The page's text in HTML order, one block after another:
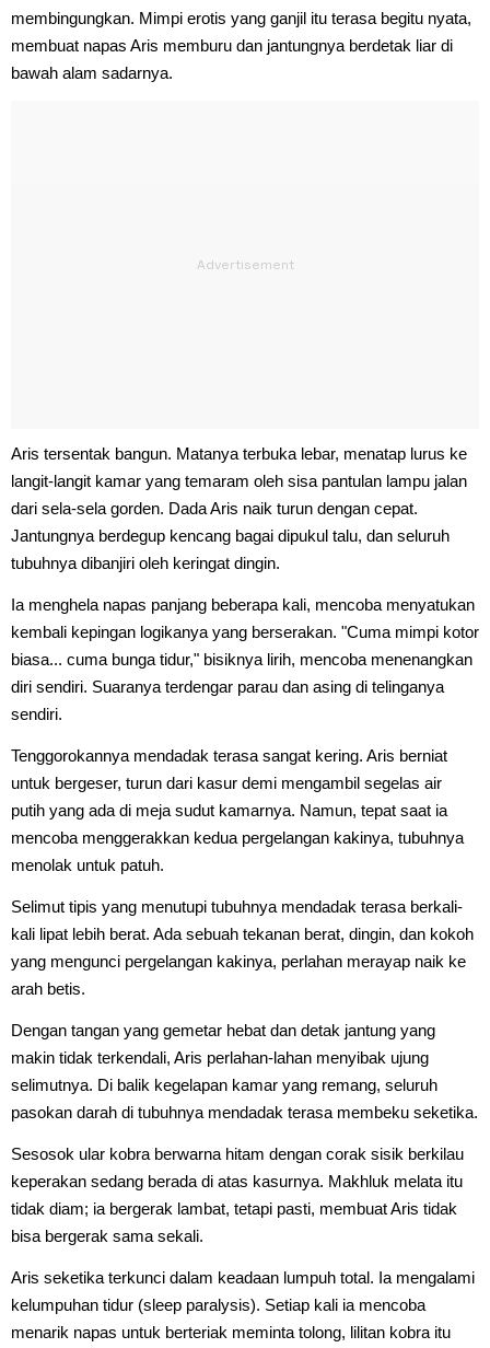
membingungkan. Mimpi erotis yang ganjil itu terasa begitu nyata,
membuat napas Aris memburu dan jantungnya berdetak liar di
bawah alam sadarnya.
Aris tersentak bangun. Matanya terbuka lebar, menatap lurus ke
langit-langit kamar yang temaram oleh sisa pantulan lampu jalan
dari sela-sela gorden. Dada Aris naik turun dengan cepat.
Jantungnya berdegup kencang bagai dipukul talu, dan seluruh
tubuhnya dibanjiri oleh keringat dingin.
Ia menghela napas panjang beberapa kali, mencoba menyatukan
kembali kepingan logikanya yang berserakan. "Cuma mimpi kotor
biasa... cuma bunga tidur," bisiknya lirih, mencoba menenangkan
diri sendiri. Suaranya terdengar parau dan asing di telinganya
sendiri.
Tenggorokannya mendadak terasa sangat kering. Aris berniat
untuk bergeser, turun dari kasur demi mengambil segelas air
putih yang ada di meja sudut kamarnya. Namun, tepat saat ia
mencoba menggerakkan kedua pergelangan kakinya, tubuhnya
menolak untuk patuh.
Selimut tipis yang menutupi tubuhnya mendadak terasa berkali-
kali lipat lebih berat. Ada sebuah tekanan berat, dingin, dan kokoh
yang mengunci pergelangan kakinya, perlahan merayap naik ke
arah betis.
Dengan tangan yang gemetar hebat dan detak jantung yang
makin tidak terkendali, Aris perlahan-lahan menyibak ujung
selimutnya. Di balik kegelapan kamar yang remang, seluruh
pasokan darah di tubuhnya mendadak terasa membeku seketika.
Sesosok ular kobra berwarna hitam dengan corak sisik berkilau
keperakan sedang berada di atas kasurnya. Makhluk melata itu
tidak diam; ia bergerak lambat, tetapi pasti, membuat Aris tidak
bisa bergerak sama sekali.
Aris seketika terkunci dalam keadaan lumpuh total. Ia mengalami
kelumpuhan tidur (sleep paralysis). Setiap kali ia mencoba
menarik napas untuk berteriak meminta tolong, lilitan kobra itu